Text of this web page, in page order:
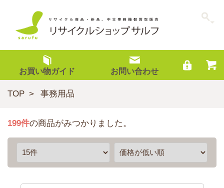
お買い物ガイド お問い合わせ
TOP 事務用品
199件の商品がみつかりました。